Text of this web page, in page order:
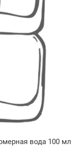
вода 100 мл